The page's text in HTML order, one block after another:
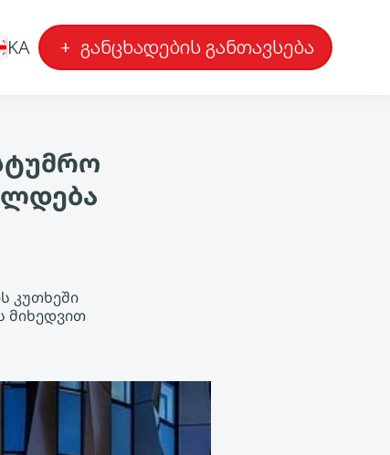
KA + განცხადების განთავსება
კუთხეში
მიხედვით